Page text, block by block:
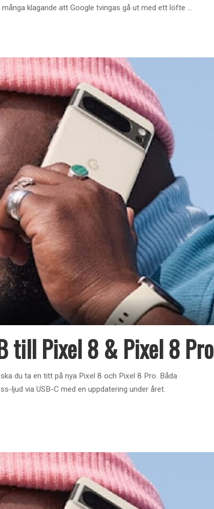
klagande att Google tvingas gå ut med ett löfte ...
till Pixel 8 & Pixel 8 Pro
du ta en titt på nya Pixel 8 och Pixel 8 Pro. Båda
ljud via USB-C med en uppdatering under året.